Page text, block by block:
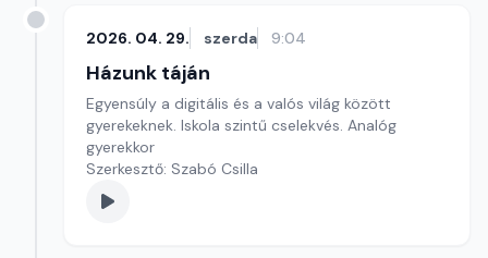
2026. 04. 29. szerda 9:04
Házunk táján
Egyensúly a digitális és a valós világ között
gyerekeknek. Iskola szintű cselekvés. Analóg
gyerekkor
Szerkesztő: Szabó Csilla